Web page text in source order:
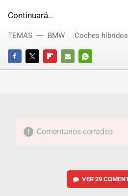
Continuará...
FACEBOOKTWITTERFLIPBOARD
E-
WHATSAPP
TEMAS BMW Coches
Comentarios cerrados
VER 29